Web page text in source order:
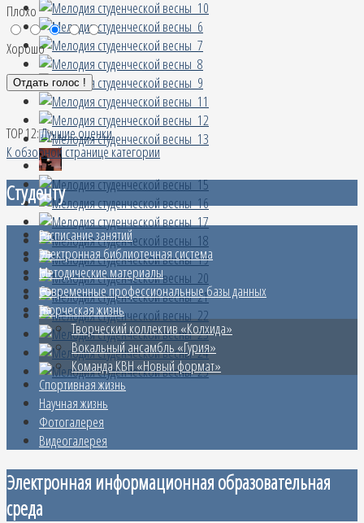
Плохо
Хорошо
TOP 12:Лучшие оценки
К обзорной странице категории
Студенту
Расписание занятий
Электронная библиотечная система
Методические материалы
Современные профессиональные базы данных
Творческая жизнь
Творческий коллектив «Колхида»
Вокальный ансамбль «Гурия»
Команда КВН «Новый формат»
Спортивная жизнь
Научная жизнь
Фотогалерея
Видеогалерея
Электронная информационная образовательная
среда